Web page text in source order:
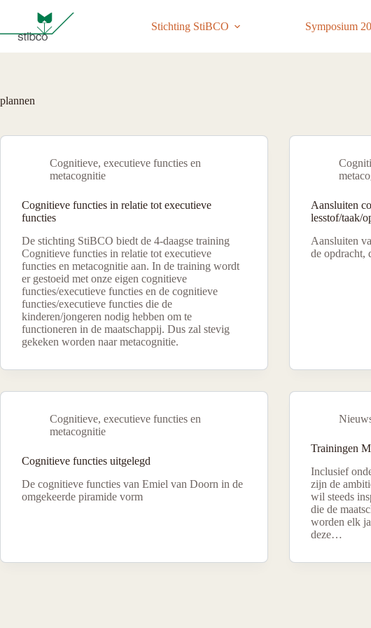
de
inhoud
Stichting StiBCO Symposium
plannen
Cognitieve, executieve functies en
metacognitie
Cognitieve functies in relatie tot executieve
functies
De stichting StiBCO biedt de 4-daagse training
Cognitieve functies in relatie tot executieve
functies en metacognitie aan. In de training wordt
er gestoeid met onze eigen cognitieve
functies/executieve functies en de cognitieve
functies/executieve functies die de
kinderen/jongeren nodig hebben om te
functioneren in de maatschappij. Dus zal stevig
gekeken worden naar metacognitie.
Aansluiten
lesstof/taak/
Aansluiten
de opdracht,
Cognitieve, executieve functies en
metacognitie
Cognitieve functies uitgelegd
De cognitieve functies van Emiel van Doorn in de
omgekeerde piramide vorm
Trainingen
Inclusief
zijn de
wil steeds
die de
worden elk
deze…